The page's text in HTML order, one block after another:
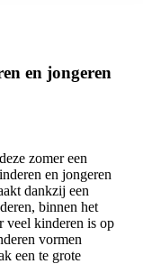
en jongeren
zomer een
en jongeren
dankzij een
binnen het
veel kinderen is op
vormen
een te grote